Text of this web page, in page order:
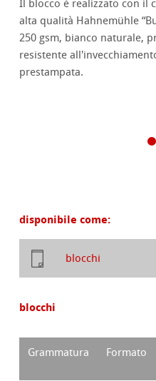
Il blocco è realizzato con il
alta qualità Hahnemühle
250 gsm, bianco naturale,
resistente
prestampata.
disponibile come:
blocchi
blocchi
Grammatura Formato